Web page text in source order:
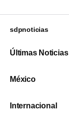
sdpnoticias
Últimas Noticias
México
Internacional